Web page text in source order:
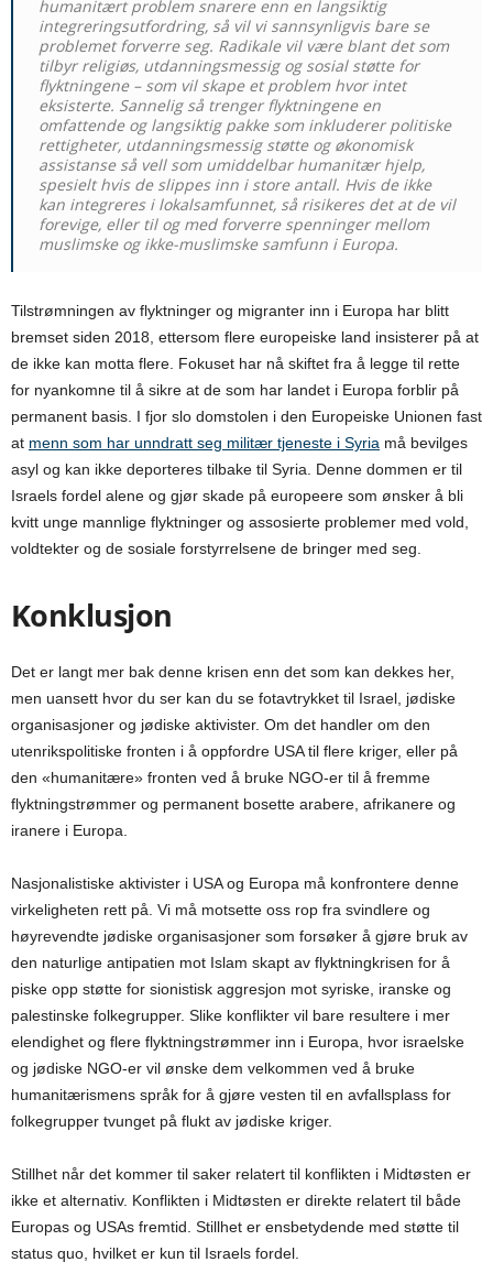
humanitært problem snarere enn en langsiktig
integreringsutfordring, så vil vi sannsynligvis bare se
problemet forverre seg. Radikale vil være blant det som
tilbyr religiøs, utdanningsmessig og sosial støtte for
flyktningene – som vil skape et problem hvor intet
eksisterte. Sannelig så trenger flyktningene en
omfattende og langsiktig pakke som inkluderer politiske
rettigheter, utdanningsmessig støtte og økonomisk
assistanse så vell som umiddelbar humanitær hjelp,
spesielt hvis de slippes inn i store antall. Hvis de ikke
kan integreres i lokalsamfunnet, så risikeres det at de vil
forevige, eller til og med forverre spenninger mellom
muslimske og ikke-muslimske samfunn i Europa.
Tilstrømningen av flyktninger og migranter inn i Europa har blitt
bremset siden 2018, ettersom flere europeiske land insisterer på at
de ikke kan motta flere. Fokuset har nå skiftet fra å legge til rette
for nyankomne til å sikre at de som har landet i Europa forblir på
permanent basis. I fjor slo domstolen i den Europeiske Unionen fast
at menn som har unndratt seg militær tjeneste i Syria må bevilges
asyl og kan ikke deporteres tilbake til Syria. Denne dommen er til
Israels fordel alene og gjør skade på europeere som ønsker å bli
kvitt unge mannlige flyktninger og assosierte problemer med vold,
voldtekter og de sosiale forstyrrelsene de bringer med seg.
Konklusjon
Det er langt mer bak denne krisen enn det som kan dekkes her,
men uansett hvor du ser kan du se fotavtrykket til Israel, jødiske
organisasjoner og jødiske aktivister. Om det handler om den
utenrikspolitiske fronten i å oppfordre USA til flere kriger, eller på
den «humanitære» fronten ved å bruke NGO-er til å fremme
flyktningstrømmer og permanent bosette arabere, afrikanere og
iranere i Europa.
Nasjonalistiske aktivister i USA og Europa må konfrontere denne
virkeligheten rett på. Vi må motsette oss rop fra svindlere og
høyrevendte jødiske organisasjoner som forsøker å gjøre bruk av
den naturlige antipatien mot Islam skapt av flyktningkrisen for å
piske opp støtte for sionistisk aggresjon mot syriske, iranske og
palestinske folkegrupper. Slike konflikter vil bare resultere i mer
elendighet og flere flyktningstrømmer inn i Europa, hvor israelske
og jødiske NGO-er vil ønske dem velkommen ved å bruke
humanitærismens språk for å gjøre vesten til en avfallsplass for
folkegrupper tvunget på flukt av jødiske kriger.
Stillhet når det kommer til saker relatert til konflikten i Midtøsten er
ikke et alternativ. Konflikten i Midtøsten er direkte relatert til både
Europas og USAs fremtid. Stillhet er ensbetydende med støtte til
status quo, hvilket er kun til Israels fordel.